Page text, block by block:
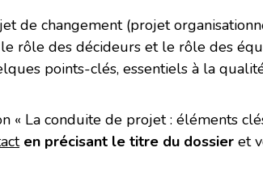
de changement (projet
rôle des décideurs et le rôle des
points-clés, essentiels à la
« La conduite de projet : éléments
en précisant le titre du dossier et